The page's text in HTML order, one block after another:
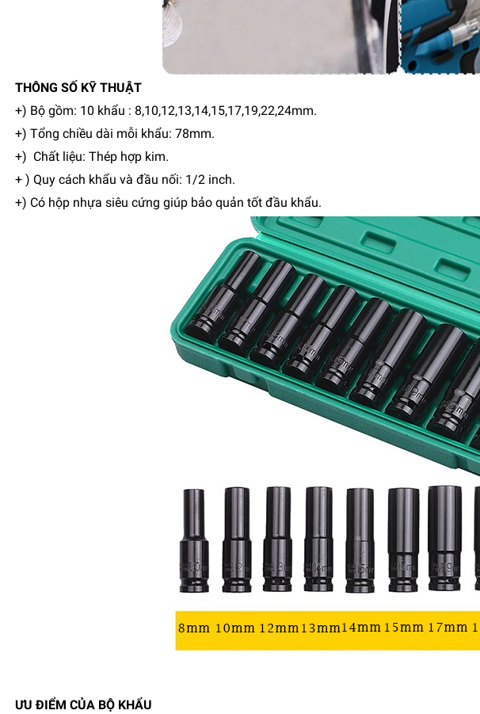
THÔNG SỐ KỸ THUẬT
+) Bộ gồm: 10 khẩu : 8,10,12,13,14,15,17,19,22,24mm.
+) Tổng chiều dài mỗi khẩu: 78mm.
+) Chất liệu: Thép hợp kim.
+ ) Quy cách khẩu và đầu nối: 1/2 inch.
+) Có hộp nhựa siêu cứng giúp bảo quản tốt đầu khẩu.
ƯU ĐIỂM CỦA BỘ KHẨU